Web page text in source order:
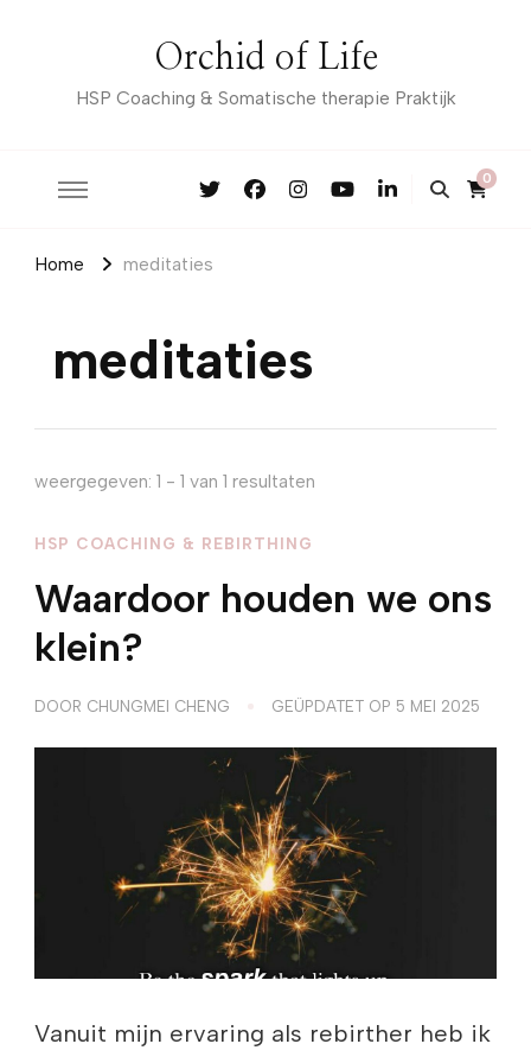
Orchid of Life
HSP Coaching & Somatische therapie Praktijk
0
Home meditaties
meditaties
weergegeven: 1 - 1 van 1 resultaten
HSP COACHING & REBIRTHING
Waardoor houden we ons
klein?
DOOR CHUNGMEI CHENG GEÜPDATET OP 5 MEI 2025
Vanuit mijn ervaring als rebirther heb ik